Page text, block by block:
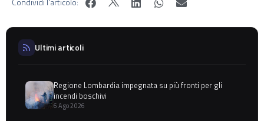
Ultimi articoli
Regione Lombardia impegnata su più fronti per gli
incendi boschivi
6 Ago 2026